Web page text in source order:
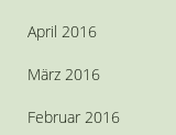
April 2016
März 2016
Februar 2016